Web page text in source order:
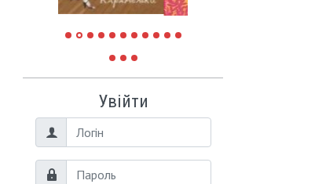
Увійти
Логін
Пароль